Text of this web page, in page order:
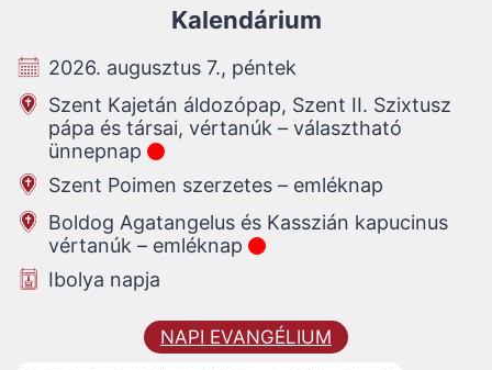
Kalendárium
2026. augusztus 7., péntek
Szent Kajetán áldozópap, Szent II. Szixtusz
pápa és társai, vértanúk – választható
ünnepnap
Szent Poimen szerzetes – emléknap
Boldog Agatangelus és Kasszián kapucinus
vértanúk – emléknap
Ibolya napja
NAPI EVANGÉLIUM